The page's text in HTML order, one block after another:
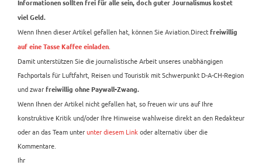
Informationen sollten frei für alle sein, doch guter Journalismus kostet
viel Geld.
Wenn Ihnen dieser Artikel gefallen hat, können Sie Aviation.Direct freiwillig
auf eine Tasse Kaffee einladen
Damit unterstützen Sie die journalistische Arbeit unseres unabhängigen
Fachportals für Luftfahrt, Reisen und Touristik mit Schwerpunkt D-A-CH-Region
und zwar freiwillig ohne Paywall-Zwang.
Wenn Ihnen der Artikel nicht gefallen hat, so freuen wir uns auf Ihre
konstruktive Kritik und/oder Ihre Hinweise wahlweise direkt an den Redakteur
oder an das Team unterunter diesem Link oder alternativ über die
Kommentare.
Ihr